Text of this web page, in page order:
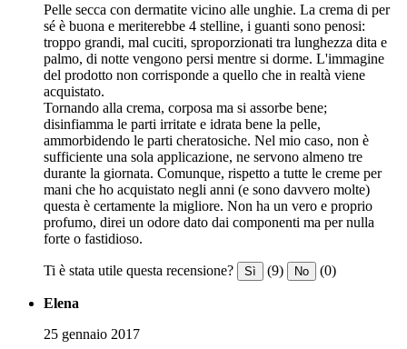
Pelle secca con dermatite vicino alle unghie. La crema di per
sé è buona e meriterebbe 4 stelline, i guanti sono penosi:
troppo grandi, mal cuciti, sproporzionati tra lunghezza dita e
palmo, di notte vengono persi mentre si dorme. L'immagine
del prodotto non corrisponde a quello che in realtà viene
acquistato.
Tornando alla crema, corposa ma si assorbe bene;
disinfiamma le parti irritate e idrata bene la pelle,
ammorbidendo le parti cheratosiche. Nel mio caso, non è
sufficiente una sola applicazione, ne servono almeno tre
durante la giornata. Comunque, rispetto a tutte le creme per
mani che ho acquistato negli anni (e sono davvero molte)
questa è certamente la migliore. Non ha un vero e proprio
profumo, direi un odore dato dai componenti ma per nulla
forte o fastidioso.
Ti è stata utile questa recensione? Sì (9) No (0)
Elena
25 gennaio 2017